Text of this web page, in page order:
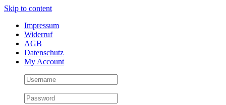
Skip to content
Impressum
Widerruf
AGB
Datenschutz
My Account